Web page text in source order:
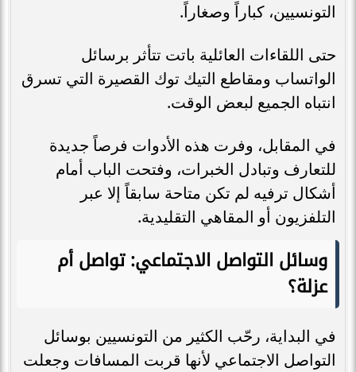
التونسيين، كباراً وصغاراً.
حتى اللقاءات العائلية باتت تتأثر برسائل
الواتساب ومقاطع التيك توك القصيرة التي تسرق
انتباه الجميع لبعض الوقت.
في المقابل، وفرت هذه الأدوات فرصاً جديدة
للتعارف وتبادل الخبرات، وفتحت الباب أمام
أشكال ترفيه لم تكن متاحة سابقاً إلا عبر
التلفزيون أو المقاهي التقليدية.
وسائل التواصل الاجتماعي: تواصل أم
عزلة؟
في البداية، رحّب الكثير من التونسيين بوسائل
التواصل الاجتماعي لأنها قربت المسافات وجعلت